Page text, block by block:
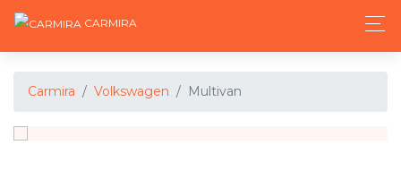
CARMIRA
Carmira Volkswagen Multivan